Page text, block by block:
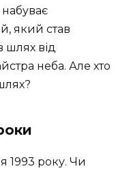
який став
шлях від
неба. Але хто
1993 року. Чи